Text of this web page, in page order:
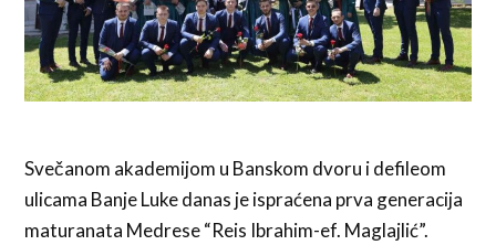
Svečanom akademijom u Banskom dvoru i defileom
ulicama Banje Luke danas je ispraćena prva generacija
maturanata Medrese “Reis Ibrahim-ef. Maglajlić”.